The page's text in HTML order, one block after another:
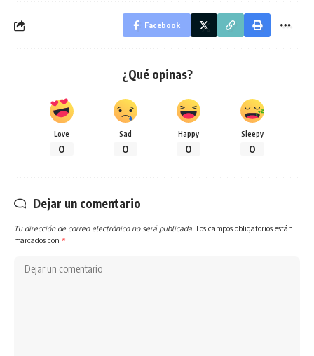
Facebook
¿Qué opinas?
Love
0
Sad
0
Happy
0
Sleepy
0
Dejar un comentario
Tu dirección de correo electrónico no será publicada. Los campos obligatorios están
marcados con *